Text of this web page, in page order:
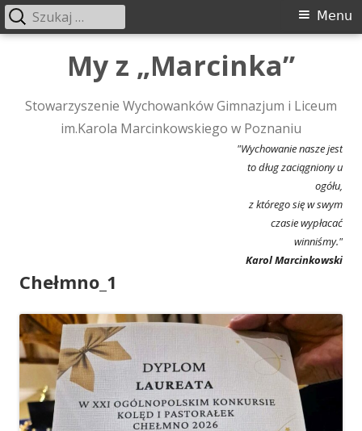
My z „Marcinka”
Stowarzyszenie Wychowanków Gimnazjum i Liceum
im.Karola Marcinkowskiego w Poznaniu
"Wychowanie nasze jest
to dług zaciągniony u
ogółu,
z którego się w swym
czasie wypłacać
winniśmy."
Karol Marcinkowski
Menu
główne
Menu
Szukaj:
Chełmno_1